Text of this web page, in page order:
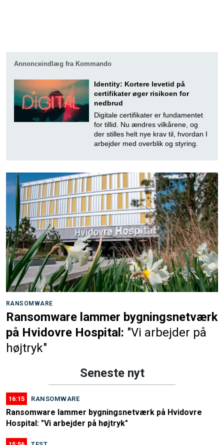
Annonceindlæg fra Kommando
Identity: Kortere levetid på
certifikater øger risikoen for
nedbrud
Digitale certifikater er fundamentet
for tillid. Nu ændres vilkårene, og
der stilles helt nye krav til, hvordan I
arbejder med overblik og styring.
RANSOMWARE
Ransomware lammer bygningsnetværk
på Hvidovre Hospital: "Vi arbejder på
højtryk"
Seneste nyt
16:15 RANSOMWARE
Ransomware lammer bygningsnetværk på Hvidovre
Hospital: "Vi arbejder på højtryk"